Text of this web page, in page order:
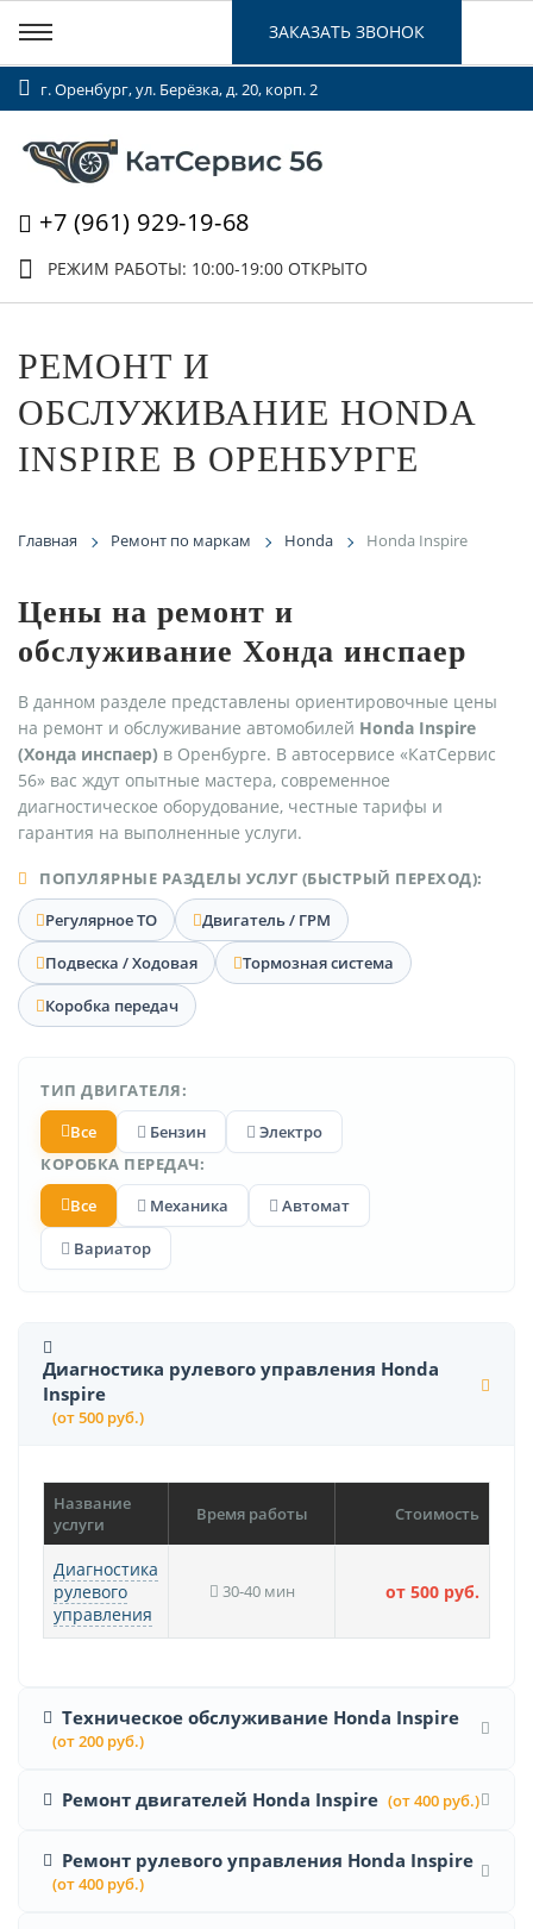
г. Оренбург, ул. Берёзка, д. 20, корп. 2
+7 (961) 929-19-68
РЕЖИМ РАБОТЫ: 10:00-19:00 ОТКРЫТО
ЗАКАЗАТЬ ЗВОНОК
РЕМОНТ И
ОБСЛУЖИВАНИЕ HONDA
INSPIRE В ОРЕНБУРГЕ
Главная Ремонт по маркам Honda Honda Inspire
Цены на ремонт и
обслуживание Хонда инспаер
В данном разделе представлены ориентировочные цены
на ремонт и обслуживание автомобилей Honda Inspire
(Хонда инспаер) в Оренбурге. В автосервисе «КатСервис
56» вас ждут опытные мастера, современное
диагностическое оборудование, честные тарифы и
гарантия на выполненные услуги.
ПОПУЛЯРНЫЕ РАЗДЕЛЫ УСЛУГ (БЫСТРЫЙ ПЕРЕХОД):
Регулярное ТО
Двигатель / ГРМ
Подвеска / Ходовая
Тормозная система
Коробка передач
ТИП ДВИГАТЕЛЯ:
Все
Бензин
Электро
КОРОБКА ПЕРЕДАЧ:
Все
Механика
Автомат
Вариатор
Диагностика рулевого управления Honda
Inspire
(от 500 руб.)
Название
услуги
Время работы Стоимость
Диагностика
рулевого
управления
30-40 мин от 500 руб.
Техническое обслуживание Honda Inspire
(от 200 руб.)
Ремонт двигателей Honda Inspire (от 400 руб.)
Ремонт рулевого управления Honda Inspire
(от 400 руб.)